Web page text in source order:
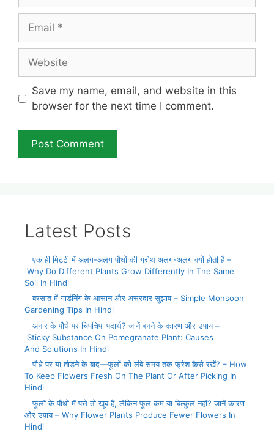
Email
Website
Save my name, email, and website in this
browser for the next time I comment.
Latest Posts
एक ही मिट्टी में अलग-अलग पौधों की ग्रोथ अलग-अलग क्यों होती है –
Why Do Different Plants Grow Differently In The Same
Soil In Hindi
बरसात में गार्डनिंग के आसान और असरदार सुझाव – Simple Monsoon
Gardening Tips In Hindi
अनार के पौधे पर चिपचिपा पदार्थ? जानें बनने के कारण और उपाय –
Sticky Substance On Pomegranate Plant: Causes
And Solutions In Hindi
पौधे पर या तोड़ने के बाद—फूलों को लंबे समय तक फ्रेश कैसे रखें? – How
To Keep Flowers Fresh On The Plant Or After Picking In
Hindi
फूलों के पौधों में पत्ते तो खूब हैं, लेकिन फूल कम या बिल्कुल नहीं? जानें कारण
और उपाय – Why Flower Plants Produce Fewer Flowers In
Hindi